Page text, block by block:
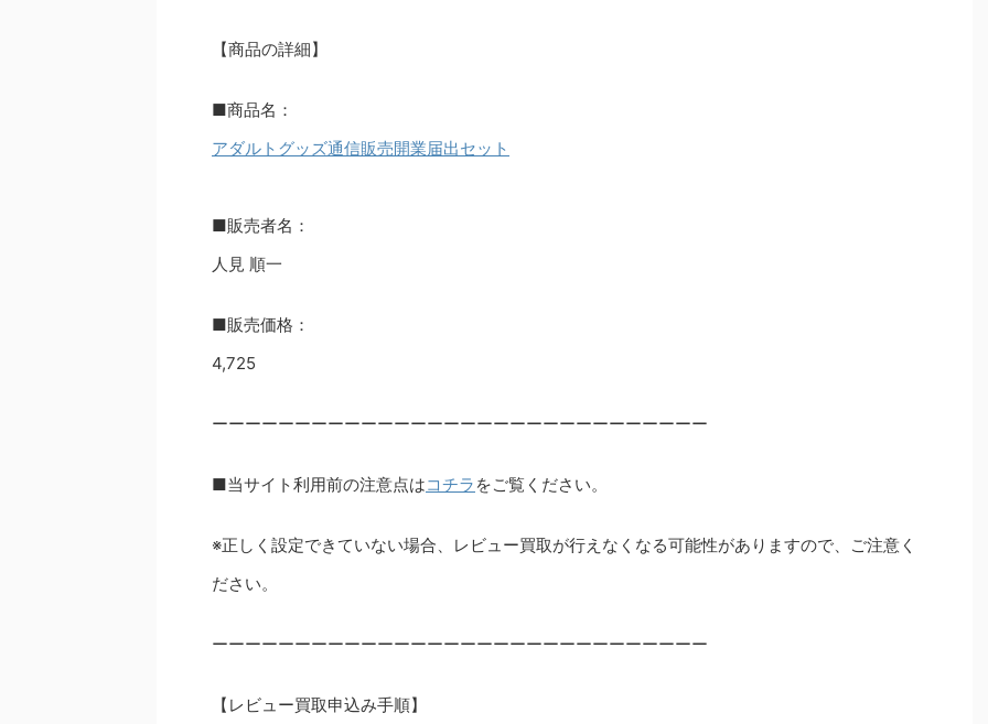
【商品の詳細】
■商品名：
アダルトグッズ通信販売開業届出セット
■販売者名：
人見 順一
■販売価格：
4,725
ーーーーーーーーーーーーーーーーーーーーーーーーーーーーーー
■当サイト利用前の注意点はコチラ をご覧ください。
※正しく設定できていない場合、レビュー買取が行えなくなる可能性がありますので、ご注意く
ださい。
ーーーーーーーーーーーーーーーーーーーーーーーーーーーーーー
【レビュー買取申込み手順】